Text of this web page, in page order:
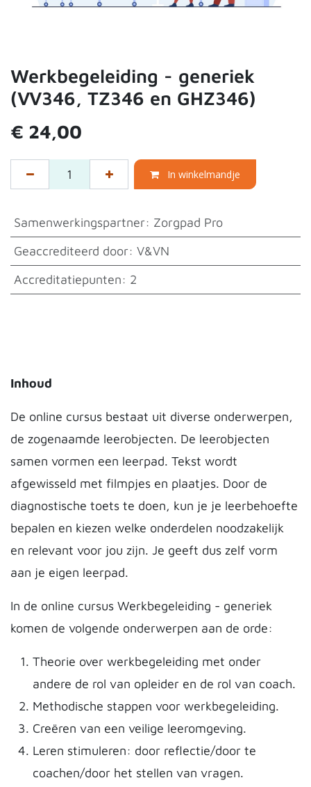
Werkbegeleiding - generiek
(VV346, TZ346 en GHZ346)
€ 24,00
In winkelmandje
Samenwerkingspartner: Zorgpad Pro
Geaccrediteerd door: V&VN
Accreditatiepunten: 2
Inhoud
De online cursus bestaat uit diverse onderwerpen,
de zogenaamde leerobjecten. De leerobjecten
samen vormen een leerpad. Tekst wordt
afgewisseld met filmpjes en plaatjes. Door de
diagnostische toets te doen, kun je je leerbehoefte
bepalen en kiezen welke onderdelen noodzakelijk
en relevant voor jou zijn. Je geeft dus zelf vorm
aan je eigen leerpad.
In de online cursus Werkbegeleiding - generiek
komen de volgende onderwerpen aan de orde:
Theorie over werkbegeleiding met onder
andere de rol van opleider en de rol van coach.
Methodische stappen voor werkbegeleiding.
Creëren van een veilige leeromgeving.
Leren stimuleren: door reflectie/door te
coachen/door het stellen van vragen.